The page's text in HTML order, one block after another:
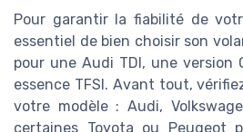
Pour garantir la fiabilité de
essentiel de bien choisir son
pour une Audi TDI, une version
essence TFSI. Avant tout,
votre modèle : Audi,
certaines Toyota ou Peugeot